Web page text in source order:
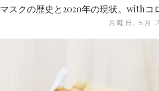
マスクの歴史と2020年の現状。withコ
月曜日, 5月